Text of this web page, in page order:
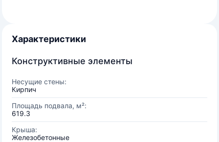
Характеристики
Конструктивные элементы
Несущие стены:
Кирпич
Площадь подвала, м²:
619.3
Крыша:
Железобетонные